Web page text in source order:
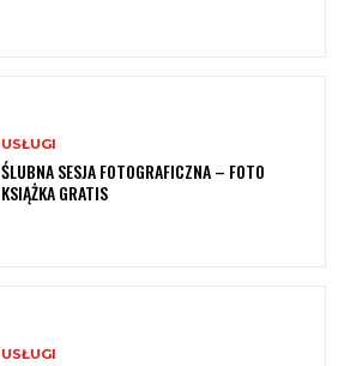
USŁUGI
ŚLUBNA SESJA FOTOGRAFICZNA – FOTO
KSIĄŻKA GRATIS
USŁUGI